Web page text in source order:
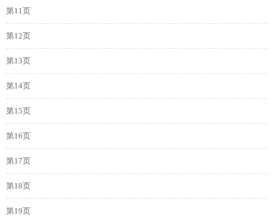
第11页
第12页
第13页
第14页
第15页
第16页
第17页
第18页
第19页